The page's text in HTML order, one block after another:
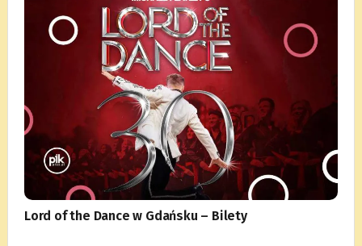
Lord of the Dance w Gdańsku – Bilety